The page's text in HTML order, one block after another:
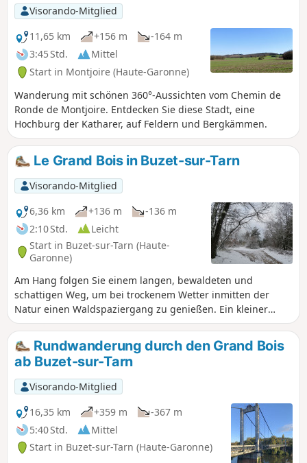
Visorando-Mitglied
11,65 km
+156 m
-164 m
3:45 Std.
Mittel
Start in Montjoire (Haute-Garonne)
Wanderung mit schönen 360°-Aussichten vom Chemin de
Ronde de Montjoire. Entdecken Sie diese Stadt, eine
Hochburg der Katharer, auf Feldern und Bergkämmen.
Le Grand Bois in Buzet-sur-Tarn
Visorando-Mitglied
6,36 km
+136 m
-136 m
2:10 Std.
Leicht
Start in Buzet-sur-Tarn (Haute-
Garonne)
Am Hang folgen Sie einem langen, bewaldeten und
schattigen Weg, um bei trockenem Wetter inmitten der
Natur einen Waldspaziergang zu genießen. Ein kleiner
Aufstieg erwartet Sie, um die Anhöhen zu erreichen, der
Rest der Strecke verläuft ganz sanft.
Rundwanderung durch den Grand Bois
ab Buzet-sur-Tarn
Visorando-Mitglied
16,35 km
+359 m
-367 m
5:40 Std.
Mittel
Start in Buzet-sur-Tarn (Haute-Garonne)